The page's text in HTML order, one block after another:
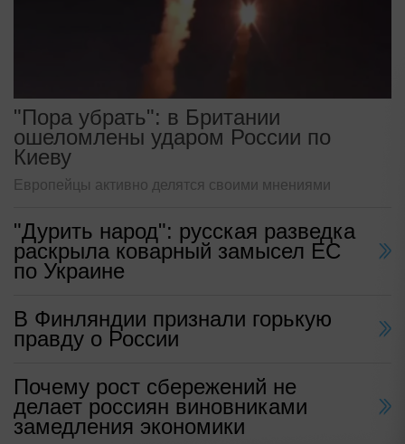
"Пора убрать": в Британии
ошеломлены ударом России по
Киеву
Европейцы активно делятся своими мнениями
"Дурить народ": русская разведка
раскрыла коварный замысел ЕС
по Украине
В Финляндии признали горькую
правду о России
Почему рост сбережений не
делает россиян виновниками
замедления экономики